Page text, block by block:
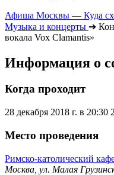
Афиша Москвы — Куда
Музыка и концерты ➔
вокала Vox Clamantis»
Информация о
Когда проходит
28 декабря 2018 г. в 20:30
Место проведения
Римско-католический
Москва, ул. Малая